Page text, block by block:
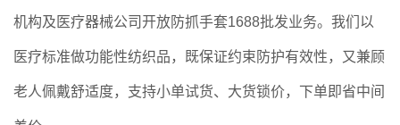
机构及医疗器械公司开放防抓手套1688批发业务。我们以
医疗标准做功能性纺织品，既保证约束防护有效性，又兼顾
老人佩戴舒适度，支持小单试货、大货锁价，下单即省中间